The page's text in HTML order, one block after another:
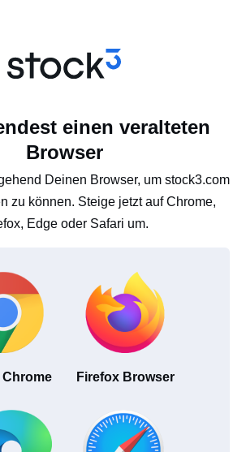
einen veralteten
Browser
Deinen Browser, um stock3.com
zu können. Steige jetzt auf Chrome,
Edge oder Safari um.
Firefox Browser